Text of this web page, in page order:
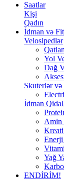
Saatlar
Kişi
Qadın
İdman və
Velosipedlər
Yol
Dağ
Skuterlər və
İdman
Amin
Yağ
ENDİRİM!